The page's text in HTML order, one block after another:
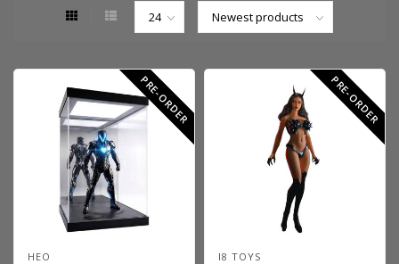
PRE-ORDER
HEO
PRE-ORDER
I8 TOYS